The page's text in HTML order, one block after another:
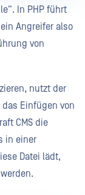
In PHP führt
Angreifer also
von
nutzt der
das Einfügen von
CMS die
in einer
Datei lädt,